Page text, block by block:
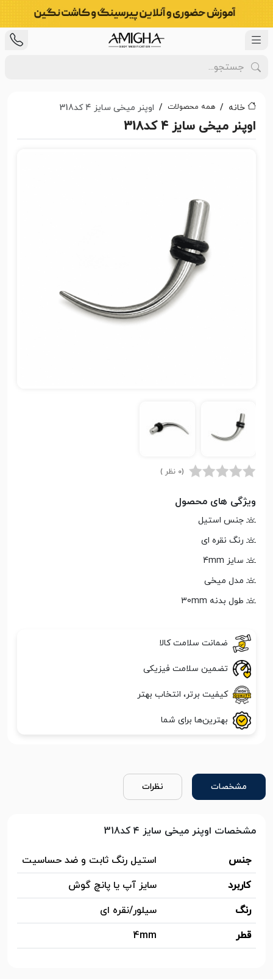
خانه همه محصولات اوپنر میخی سایز ۴ کد318
اوپنر میخی سایز ۴ کد318
(0 نظر )
ویژگی های محصول
جنس استیل
رنگ نقره ای
سایز 4mm
مدل میخی
طول بدنه 30mm
ضمانت سلامت کالا
تضمین سلامت فیزیکی
کیفیت برتر، انتخاب بهتر
بهترین‌ها برای شما
مشخصات نظرات
مشخصات اوپنر میخی سایز ۴ کد318
جنس
استیل رنگ ثابت و ضد حساسیت
کاربرد
سایز آپ یا پانچ گوش
رنگ
سیلور/نقره ای
قطر
4mm